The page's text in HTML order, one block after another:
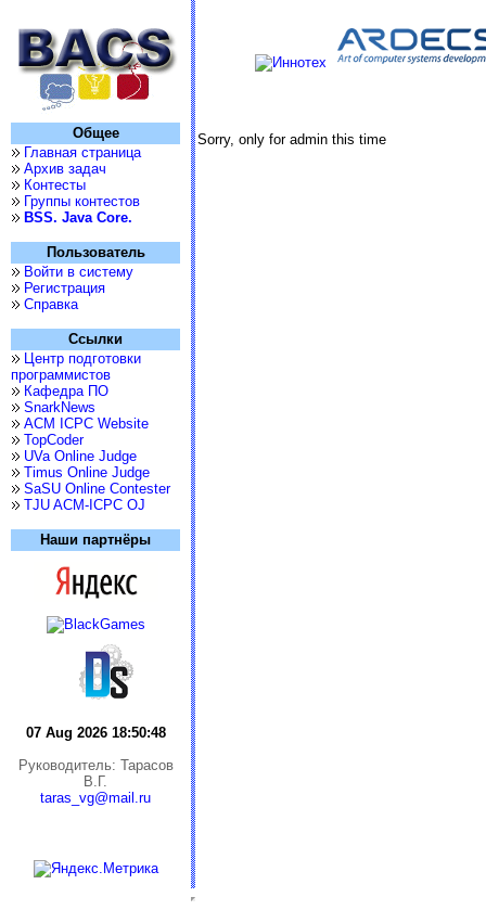
Общее
Главная страница
Архив задач
Контесты
Группы контестов
BSS. Java Core.
Пользователь
Войти в систему
Регистрация
Справка
Ссылки
Центр подготовки
программистов
Кафедра ПО
SnarkNews
ACM ICPC Website
TopCoder
UVa Online Judge
Timus Online Judge
SaSU Online Contester
TJU ACM-ICPC OJ
Наши партнёры
07 Aug 2026 18:50:49
Руководитель: Тарасов
В.Г.
taras_vg@mail.ru
Sorry, only for admin this time